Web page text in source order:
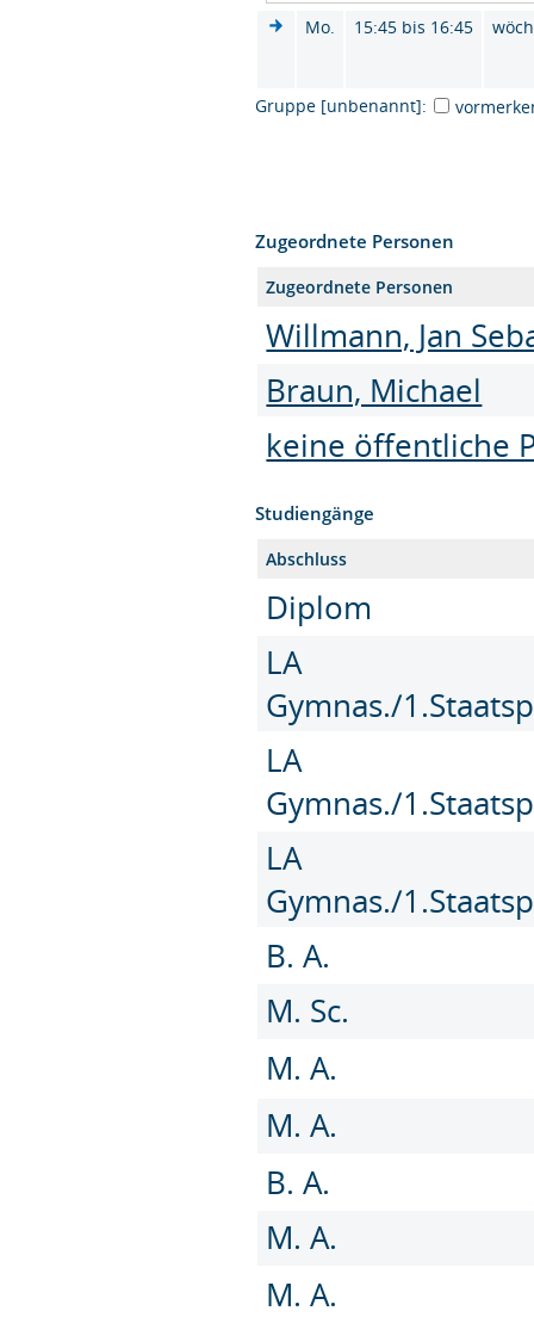
Mo. 15:45 bis 16:45
Gruppe [unbenannt]:
Zugeordnete Personen
Zugeordnete Personen
Willmann, Jan
Braun, Michael
keine öffentliche
Studiengänge
Abschluss
Diplom
LA
Gymnas./
LA
Gymnas./
LA
Gymnas./
B. A.
M. Sc.
M. A.
M. A.
B. A.
M. A.
M. A.